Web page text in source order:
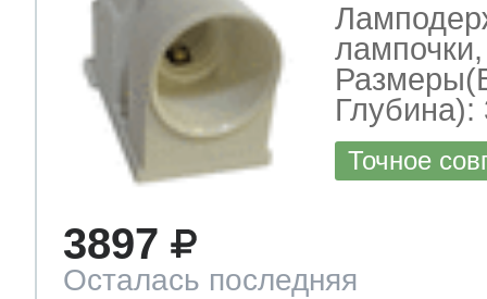
Глубина):
Точное
3897
Осталась последняя